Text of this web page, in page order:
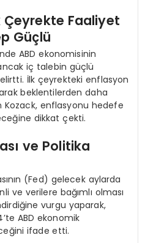
Çeyrekte Faaliyet
Güçlü
ABD ekonomisinin
iç talebin güçlü
İlk çeyrekteki enflasyon
beklentilerden daha
Kozack, enflasyonu hedefe
dikkat çekti.
ve Politika
(Fed) gelecek aylarda
ve verilere bağımlı olması
vurgu yaparak,
ABD ekonomik
ifade etti.